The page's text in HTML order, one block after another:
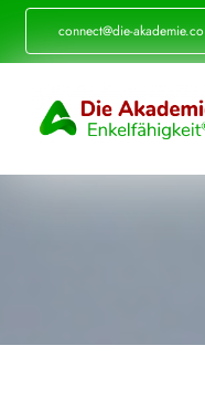
Zum
Inhalt
connect@die-akademie.co